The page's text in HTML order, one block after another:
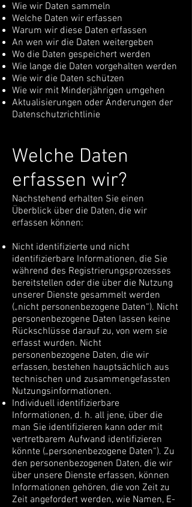
Wie wir Daten sammeln
Welche Daten wir erfassen
Warum wir diese Daten erfassen
An wen wir die Daten weitergeben
Wo die Daten gespeichert werden
Wie lange die Daten vorgehalten werden
Wie wir die Daten schützen
Wie wir mit Minderjährigen umgehen
Aktualisierungen oder Änderungen der
Datenschutzrichtlinie
Welche Daten
erfassen wir?
Nachstehend erhalten Sie einen
Überblick über die Daten, die wir
erfassen können:
Nicht identifizierte und nicht
identifizierbare Informationen, die Sie
während des Registrierungsprozesses
bereitstellen oder die über die Nutzung
unserer Dienste gesammelt werden
(„nicht personenbezogene Daten“). Nicht
personenbezogene Daten lassen keine
Rückschlüsse darauf zu, von wem sie
erfasst wurden. Nicht
personenbezogene Daten, die wir
erfassen, bestehen hauptsächlich aus
technischen und zusammengefassten
Nutzungsinformationen.
Individuell identifizierbare
Informationen, d. h. all jene, über die
man Sie identifizieren kann oder mit
vertretbarem Aufwand identifizieren
könnte („personenbezogene Daten“). Zu
den personenbezogenen Daten, die wir
über unsere Dienste erfassen, können
Informationen gehören, die von Zeit zu
Zeit angefordert werden, wie Namen, E-